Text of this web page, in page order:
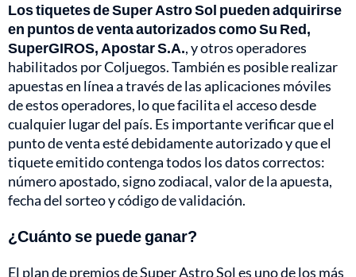
Los tiquetes de Super Astro Sol pueden adquirirse
en puntos de venta autorizados como Su Red,
SuperGIROS, Apostar S.A., y otros operadores
habilitados por Coljuegos. También es posible realizar
apuestas en línea a través de las aplicaciones móviles
de estos operadores, lo que facilita el acceso desde
cualquier lugar del país. Es importante verificar que el
punto de venta esté debidamente autorizado y que el
tiquete emitido contenga todos los datos correctos:
número apostado, signo zodiacal, valor de la apuesta,
fecha del sorteo y código de validación.
¿Cuánto se puede ganar?
El plan de premios de Super Astro Sol es uno de los más